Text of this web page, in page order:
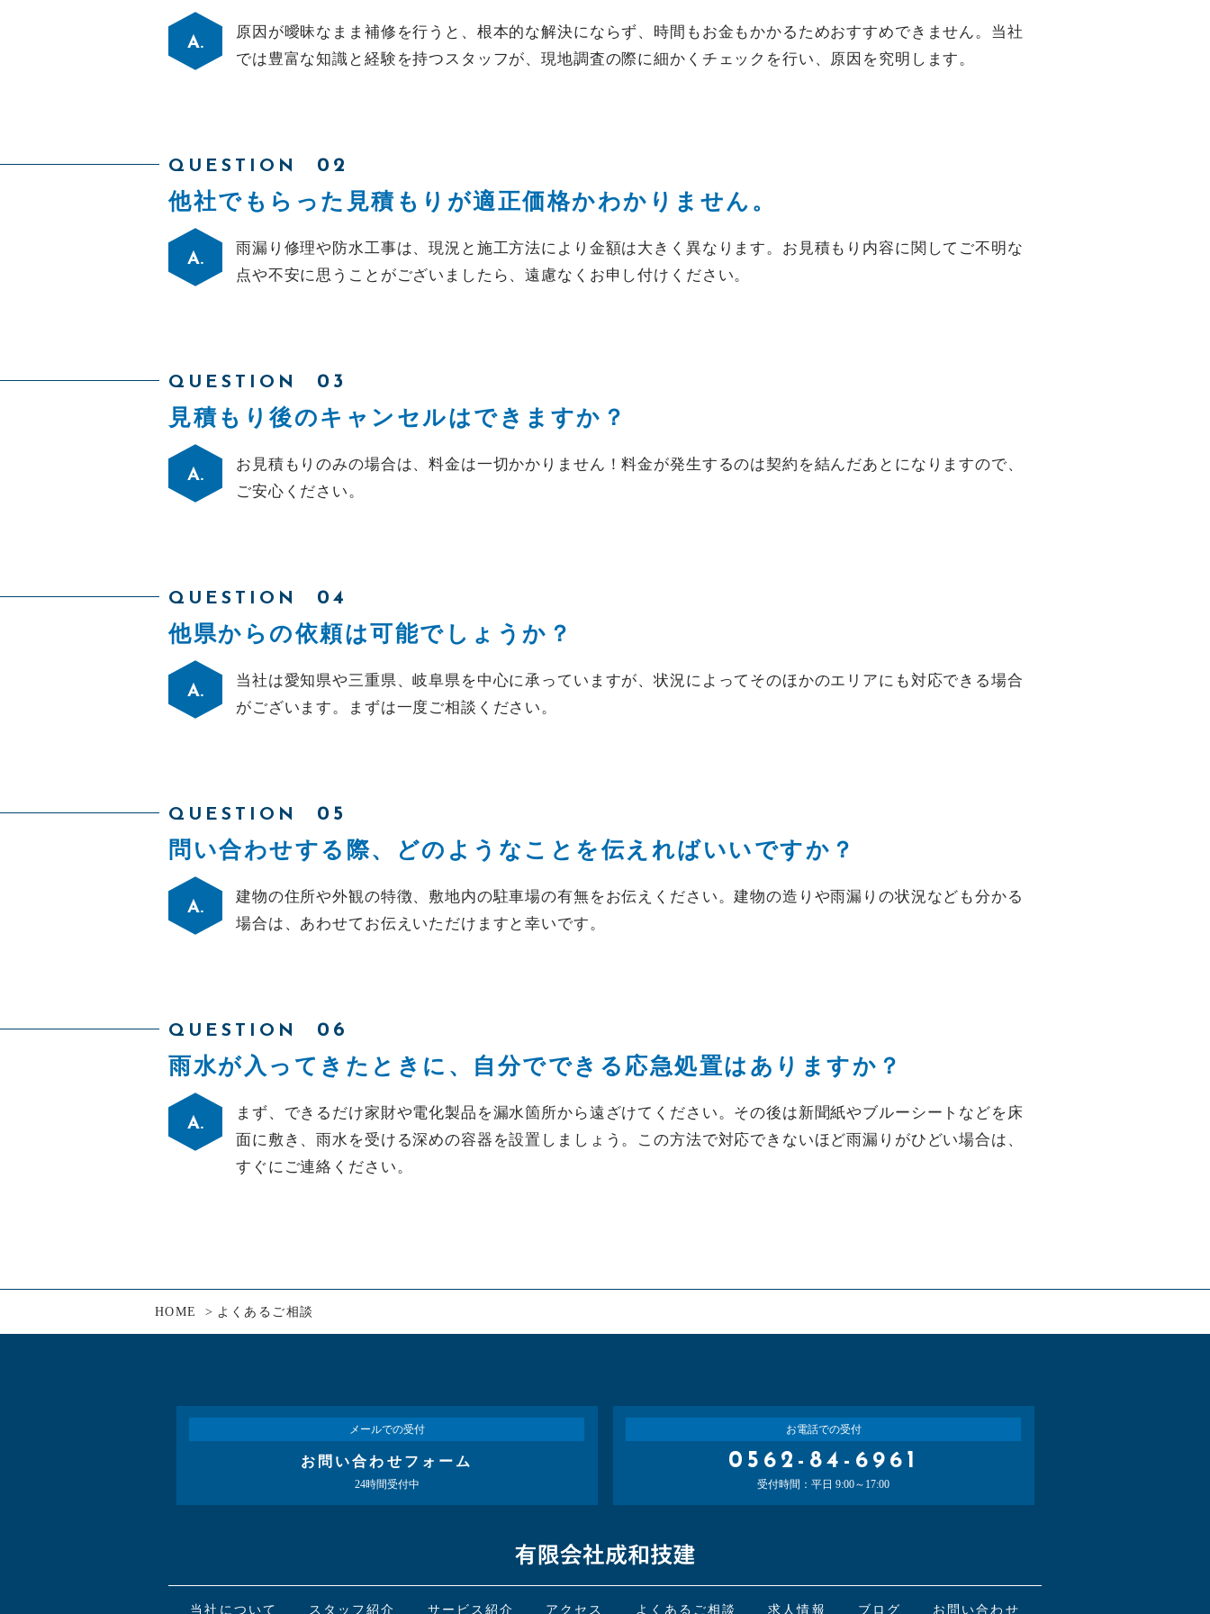
メールでの受付
お問い合わせフォーム
原因が曖昧なまま補修を行うと、根本的な解決にならず、時間もお金もかかるためおすすめできません。当社
では豊富な知識と経験を持つスタッフが、現地調査の際に細かくチェックを行い、原因を究明します。
QUESTION
他社でもらった見積もりが適正価格かわかりません。
雨漏り修理や防水工事は、現況と施工方法により金額は大きく異なります。お見積もり内容に関してご不明な
点や不安に思うことがございましたら、遠慮なくお申し付けください。
QUESTION
見積もり後のキャンセルはできますか？
お見積もりのみの場合は、料金は一切かかりません！料金が発生するのは契約を結んだあとになりますので、
ご安心ください。
QUESTION
他県からの依頼は可能でしょうか？
当社は愛知県や三重県、岐阜県を中心に承っていますが、状況によってそのほかのエリアにも対応できる場合
がございます。まずは一度ご相談ください。
QUESTION
問い合わせする際、どのようなことを伝えればいいですか？
建物の住所や外観の特徴、敷地内の駐車場の有無をお伝えください。建物の造りや雨漏りの状況なども分かる
場合は、あわせてお伝えいただけますと幸いです。
QUESTION
雨水が入ってきたときに、自分でできる応急処置はありますか？
まず、できるだけ家財や電化製品を漏水箇所から遠ざけてください。その後は新聞紙やブルーシートなどを床
面に敷き、雨水を受ける深めの容器を設置しましょう。この方法で対応できないほど雨漏りがひどい場合は、
すぐにご連絡ください。
HOME よくあるご相談
メールでの受付
お問い合わせフォーム
24時間受付中
お電話での受付
0562-84-6961
受付時間：平日 9:00～17:00
当社について スタッフ紹介 サービス紹介 アクセス よくあるご相談 求人情報 ブログ お問い合わせ